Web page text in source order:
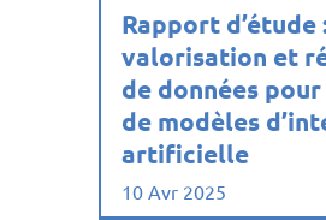
Rapport d’étude
valorisation et
de données
de modèles
artificielle
10 Avr 2025